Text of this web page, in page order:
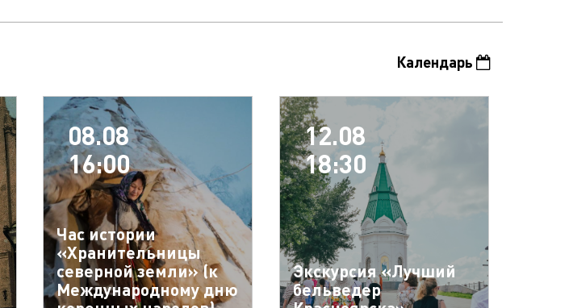
Календарь
08.08
16:00
Час истории
«Хранительницы
северной земли» (к
Международному дню
12.08
18:30
Экскурсия «Лучший
бельведер